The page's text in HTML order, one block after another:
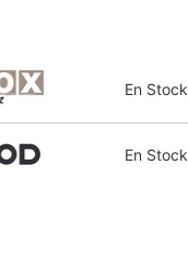
En Stock
En Stock